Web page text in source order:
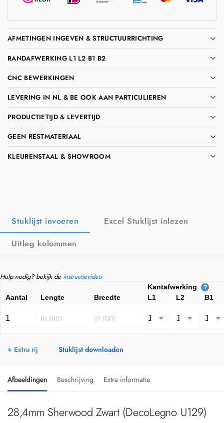
AFMETINGEN INGEVEN & STRUCTUURRICHTING
RANDAFWERKING L1 L2 B1 B2
CNC BEWERKINGEN
LEVERING IN NL & BE OOK AAN PARTICULIEREN
PRODUCTIETIJD & LEVERTIJD
GEEN RESTMATERIAAL
KLEURENSTAAL & SHOWROOM
Stuklijst invoeren
Excel Stuklijst inlezen
Uitleg kolommen
Hulp nodig? bekijk de instructievideo
Kantafwerking ?
Aantal Lengte Breedte L1 L2 B1
+ Extra rij Stuklijst downloaden
Afbeeldingen Beschrijving Extra informatie
28,4mm Sherwood Zwart (DecoLegno U129)